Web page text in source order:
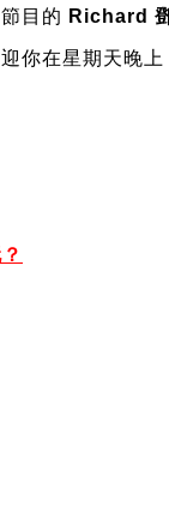
目的 Richard
你在星期天晚